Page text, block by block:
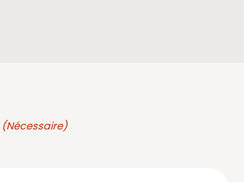
(Nécessaire)